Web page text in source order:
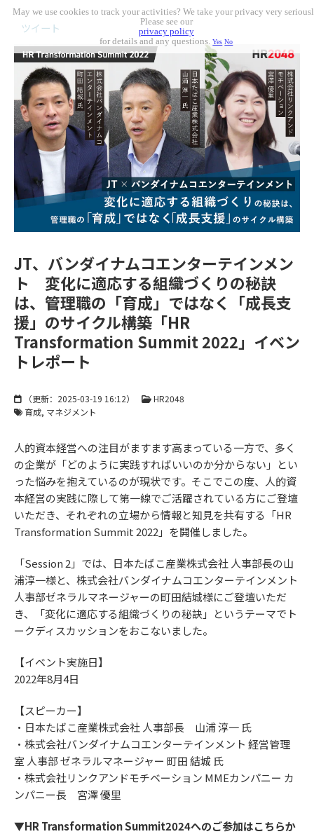
ツイート
JT、バンダイナムコエンターテインメン
ト 変化に適応する組織づくりの秘訣
は、管理職の「育成」ではなく「成長支
援」のサイクル構築「HR
Transformation Summit 2022」イベン
トレポート
（更新： 2025-03-19 16:12）
HR2048
育成 マネジメント
人的資本経営への注目がますます高まっている一方で、多く
の企業が「どのように実践すればいいのか分からない」とい
った悩みを抱えているのが現状です。そこでこの度、人的資
本経営の実践に際して第一線でご活躍されている方にご登壇
いただき、それぞれの立場から情報と知見を共有する「HR
Transformation Summit 2022」を開催しました。
「Session 2」では、日本たばこ産業株式会社 人事部長の山
浦淳一様と、株式会社バンダイナムコエンターテインメント
人事部ゼネラルマネージャーの町田結城様にご登壇いただ
き、「変化に適応する組織づくりの秘訣」というテーマでト
ークディスカッションをおこないました。
【イベント実施日】
2022年8月4日
【スピーカー】
・日本たばこ産業株式会社 人事部長 山浦 淳一 氏
・株式会社バンダイナムコエンターテインメント 経営管理
室 人事部 ゼネラルマネージャー 町田 結城 氏
・株式会社リンクアンドモチベーション MMEカンパニー カ
ンパニー長 宮澤 優里
▼HR Transformation Summit2024へのご参加はこちらか
May we use cookies to track your activities? We take your privacy very
Please see our
privacy policy
for details and any questions.Yes No